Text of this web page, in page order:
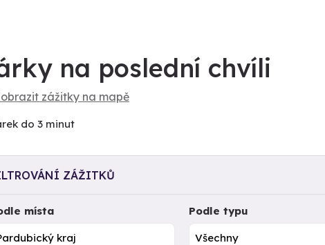
na poslední chvíli
zážitky na mapě
ZÁŽITKŮ
místa Podle typu